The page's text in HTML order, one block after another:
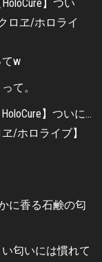
w
て。
に香る石鹸の匂
匂いには慣れて